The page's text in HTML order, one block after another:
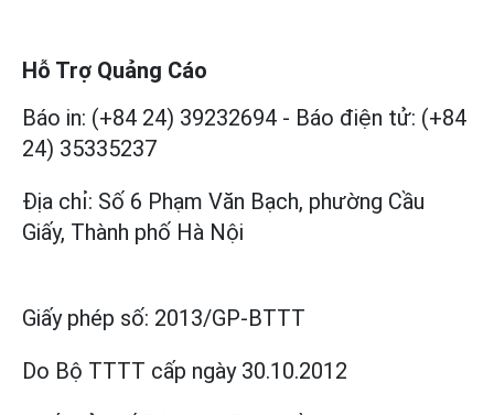
Hỗ Trợ Quảng Cáo
Báo in: (+84 24) 39232694 - Báo điện tử: (+84
24) 35335237
Địa chỉ: Số 6 Phạm Văn Bạch, phường Cầu
Giấy, Thành phố Hà Nội
Giấy phép số: 2013/GP-BTTT
Do Bộ TTTT cấp ngày 30.10.2012